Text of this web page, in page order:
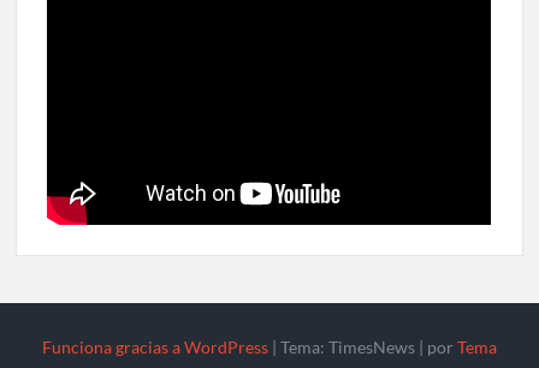
Funciona gracias a WordPress | Tema: TimesNews | por Tema